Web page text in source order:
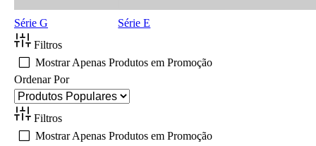
Série G
Série E
Filtros
Mostrar Apenas Produtos em Promoção
Ordenar Por
Filtros
Mostrar Apenas Produtos em Promoção